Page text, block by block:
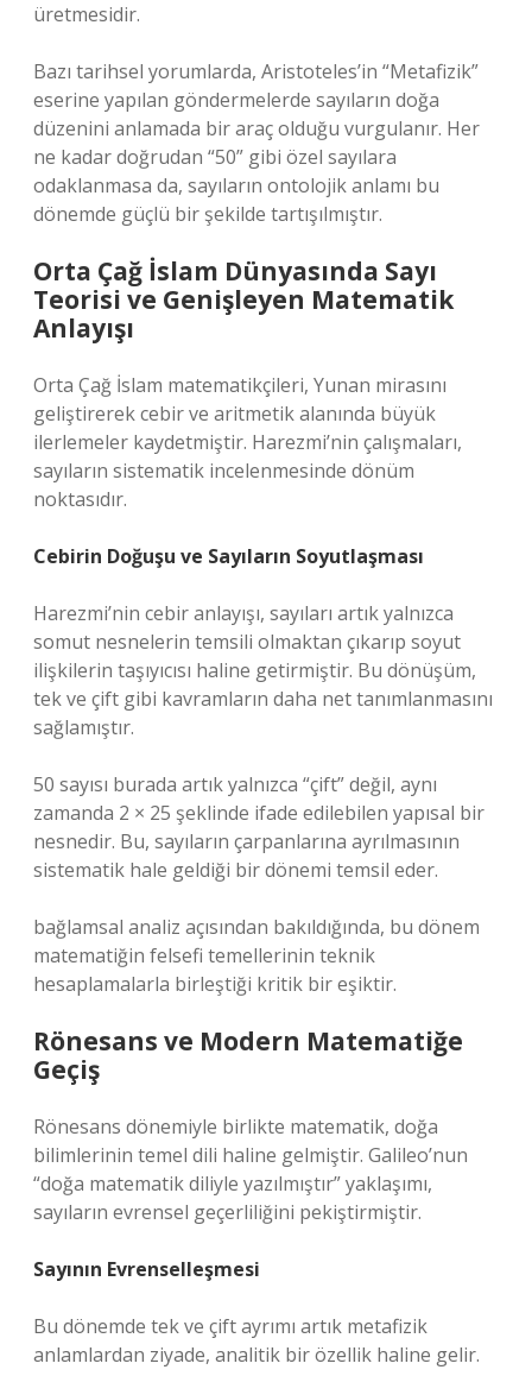
üretmesidir.
Bazı tarihsel yorumlarda, Aristoteles’in “Metafizik”
eserine yapılan göndermelerde sayıların doğa
düzenini anlamada bir araç olduğu vurgulanır. Her
ne kadar doğrudan “50” gibi özel sayılara
odaklanmasa da, sayıların ontolojik anlamı bu
dönemde güçlü bir şekilde tartışılmıştır.
Orta Çağ İslam Dünyasında Sayı
Teorisi ve Genişleyen Matematik
Anlayışı
Orta Çağ İslam matematikçileri, Yunan mirasını
geliştirerek cebir ve aritmetik alanında büyük
ilerlemeler kaydetmiştir. Harezmi’nin çalışmaları,
sayıların sistematik incelenmesinde dönüm
noktasıdır.
Cebirin Doğuşu ve Sayıların Soyutlaşması
Harezmi’nin cebir anlayışı, sayıları artık yalnızca
somut nesnelerin temsili olmaktan çıkarıp soyut
ilişkilerin taşıyıcısı haline getirmiştir. Bu dönüşüm,
tek ve çift gibi kavramların daha net tanımlanmasını
sağlamıştır.
50 sayısı burada artık yalnızca “çift” değil, aynı
zamanda 2 × 25 şeklinde ifade edilebilen yapısal bir
nesnedir. Bu, sayıların çarpanlarına ayrılmasının
sistematik hale geldiği bir dönemi temsil eder.
bağlamsal analiz açısından bakıldığında, bu dönem
matematiğin felsefi temellerinin teknik
hesaplamalarla birleştiği kritik bir eşiktir.
Rönesans ve Modern Matematiğe
Geçiş
Rönesans dönemiyle birlikte matematik, doğa
bilimlerinin temel dili haline gelmiştir. Galileo’nun
“doğa matematik diliyle yazılmıştır” yaklaşımı,
sayıların evrensel geçerliliğini pekiştirmiştir.
Sayının Evrenselleşmesi
Bu dönemde tek ve çift ayrımı artık metafizik
anlamlardan ziyade, analitik bir özellik haline gelir.